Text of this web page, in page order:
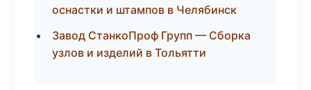
оснастки и штампов в Челябинск
Завод СтанкоПроф Групп — Сборка
узлов и изделий в Тольятти